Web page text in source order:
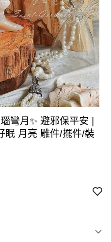
彎月✨ 避邪保平安 |
眠 月亮 雕件/擺件/裝